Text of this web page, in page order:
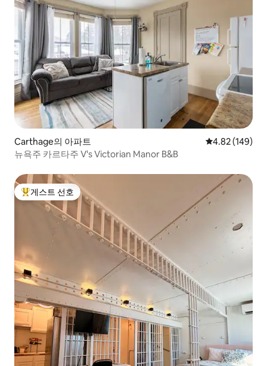
Carthage의 아파트 평점 4.82점(5
4.82 (149)
뉴욕주 카르타주 V's Victorian Manor B&B
상위 게스트 선호
게스트 선호